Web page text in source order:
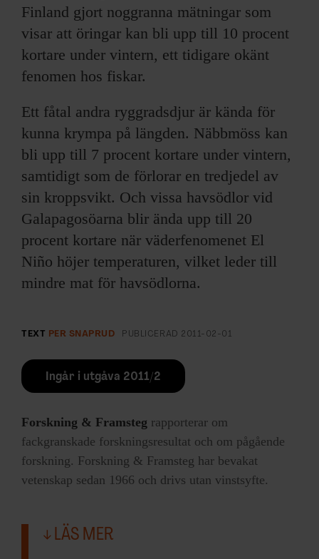
KONTAKTA F&F
SKRIV I F&F
ANNONSERA I F&F
OM F&F
Finland gjort noggranna mätningar som
visar att öringar kan bli upp till 10 procent
kortare under vintern, ett tidigare okänt
fenomen hos fiskar.
Ett fåtal andra ryggradsdjur är kända för
kunna krympa på längden. Näbbmöss kan
bli upp till 7 procent kortare under vintern,
samtidigt som de förlorar en tredjedel av
sin kroppsvikt. Och vissa havsödlor vid
Galapagosöarna blir ända upp till 20
procent kortare när väderfenomenet El
Niño höjer temperaturen, vilket leder till
mindre mat för havsödlorna.
TEXT PER SNAPRUD PUBLICERAD 2011-02-01
Ingår i utgåva 2011/2
Forskning & Framsteg rapporterar om
fackgranskade forskningsresultat och om pågående
forskning. Forskning & Framsteg har bevakat
vetenskap sedan 1966 och drivs utan vinstsyfte.
LÄS MER